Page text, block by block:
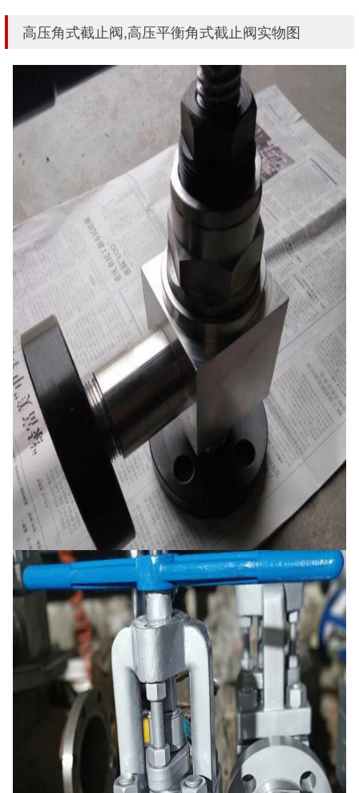
高压角式截止阀,高压平衡角式截止阀实物图